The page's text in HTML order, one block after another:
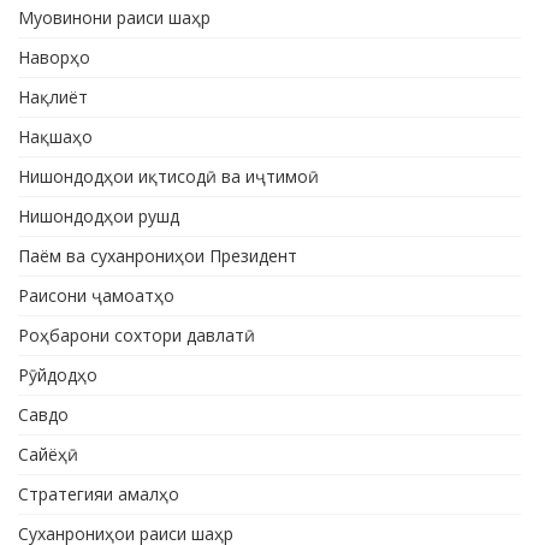
Муовинони раиси шаҳр
Наворҳо
Нақлиёт
Нақшаҳо
Нишондодҳои иқтисодӣ ва иҷтимоӣ
Нишондодҳои рушд
Паём ва суханрониҳои Президент
Раисони ҷамоатҳо
Роҳбарони сохтори давлатӣ
Рӯйдодҳо
Савдо
Сайёҳӣ
Стратегияи амалҳо
Суханрониҳои раиси шаҳр